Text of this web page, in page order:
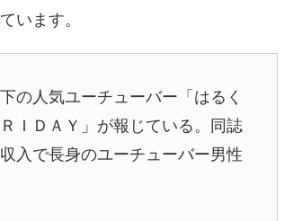
います。
の人気ユーチューバー「はるく
ＩＤＡＹ」が報じている。同誌
入で長身のユーチューバー男性